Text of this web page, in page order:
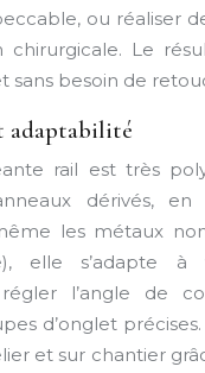
ou réaliser
chirurgicale. Le
sans besoin de
adaptabilité
rail est très
dérivés,
les métaux
elle s’adapte à
l’angle de
d’onglet
et sur chantier